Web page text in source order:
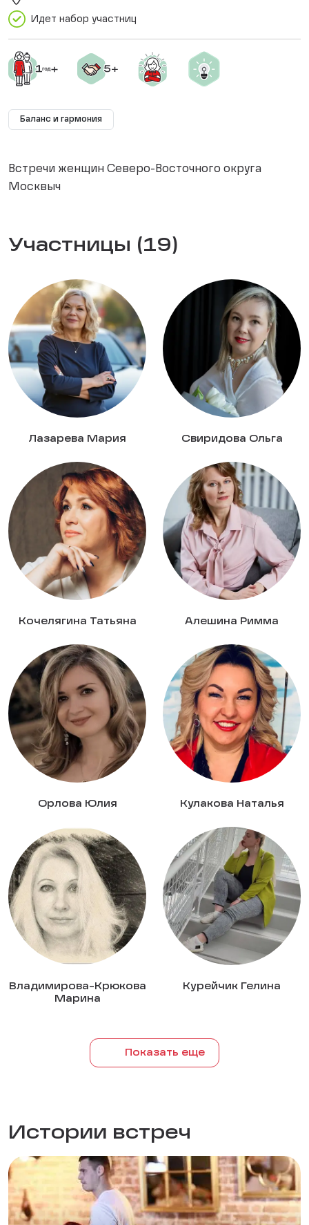
Идет набор участниц
Баланс и гармония
Встречи женщин Северо-Восточного округа
Москвыч
Участницы (19)
Лазарева Мария Свиридова Ольга
Кочелягина Татьяна Алешина Римма
Орлова Юлия Кулакова Наталья
Владимирова-Крюкова
Марина
Курейчик Гелина
Показать еще
Истории встреч